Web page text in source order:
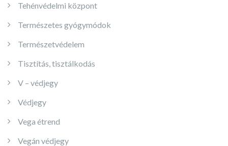
Tehénvédelmi központ
Természetes gyógymódok
Természetvédelem
Tisztítás, tisztálkodás
V – védjegy
Védjegy
Vega étrend
Vegán védjegy